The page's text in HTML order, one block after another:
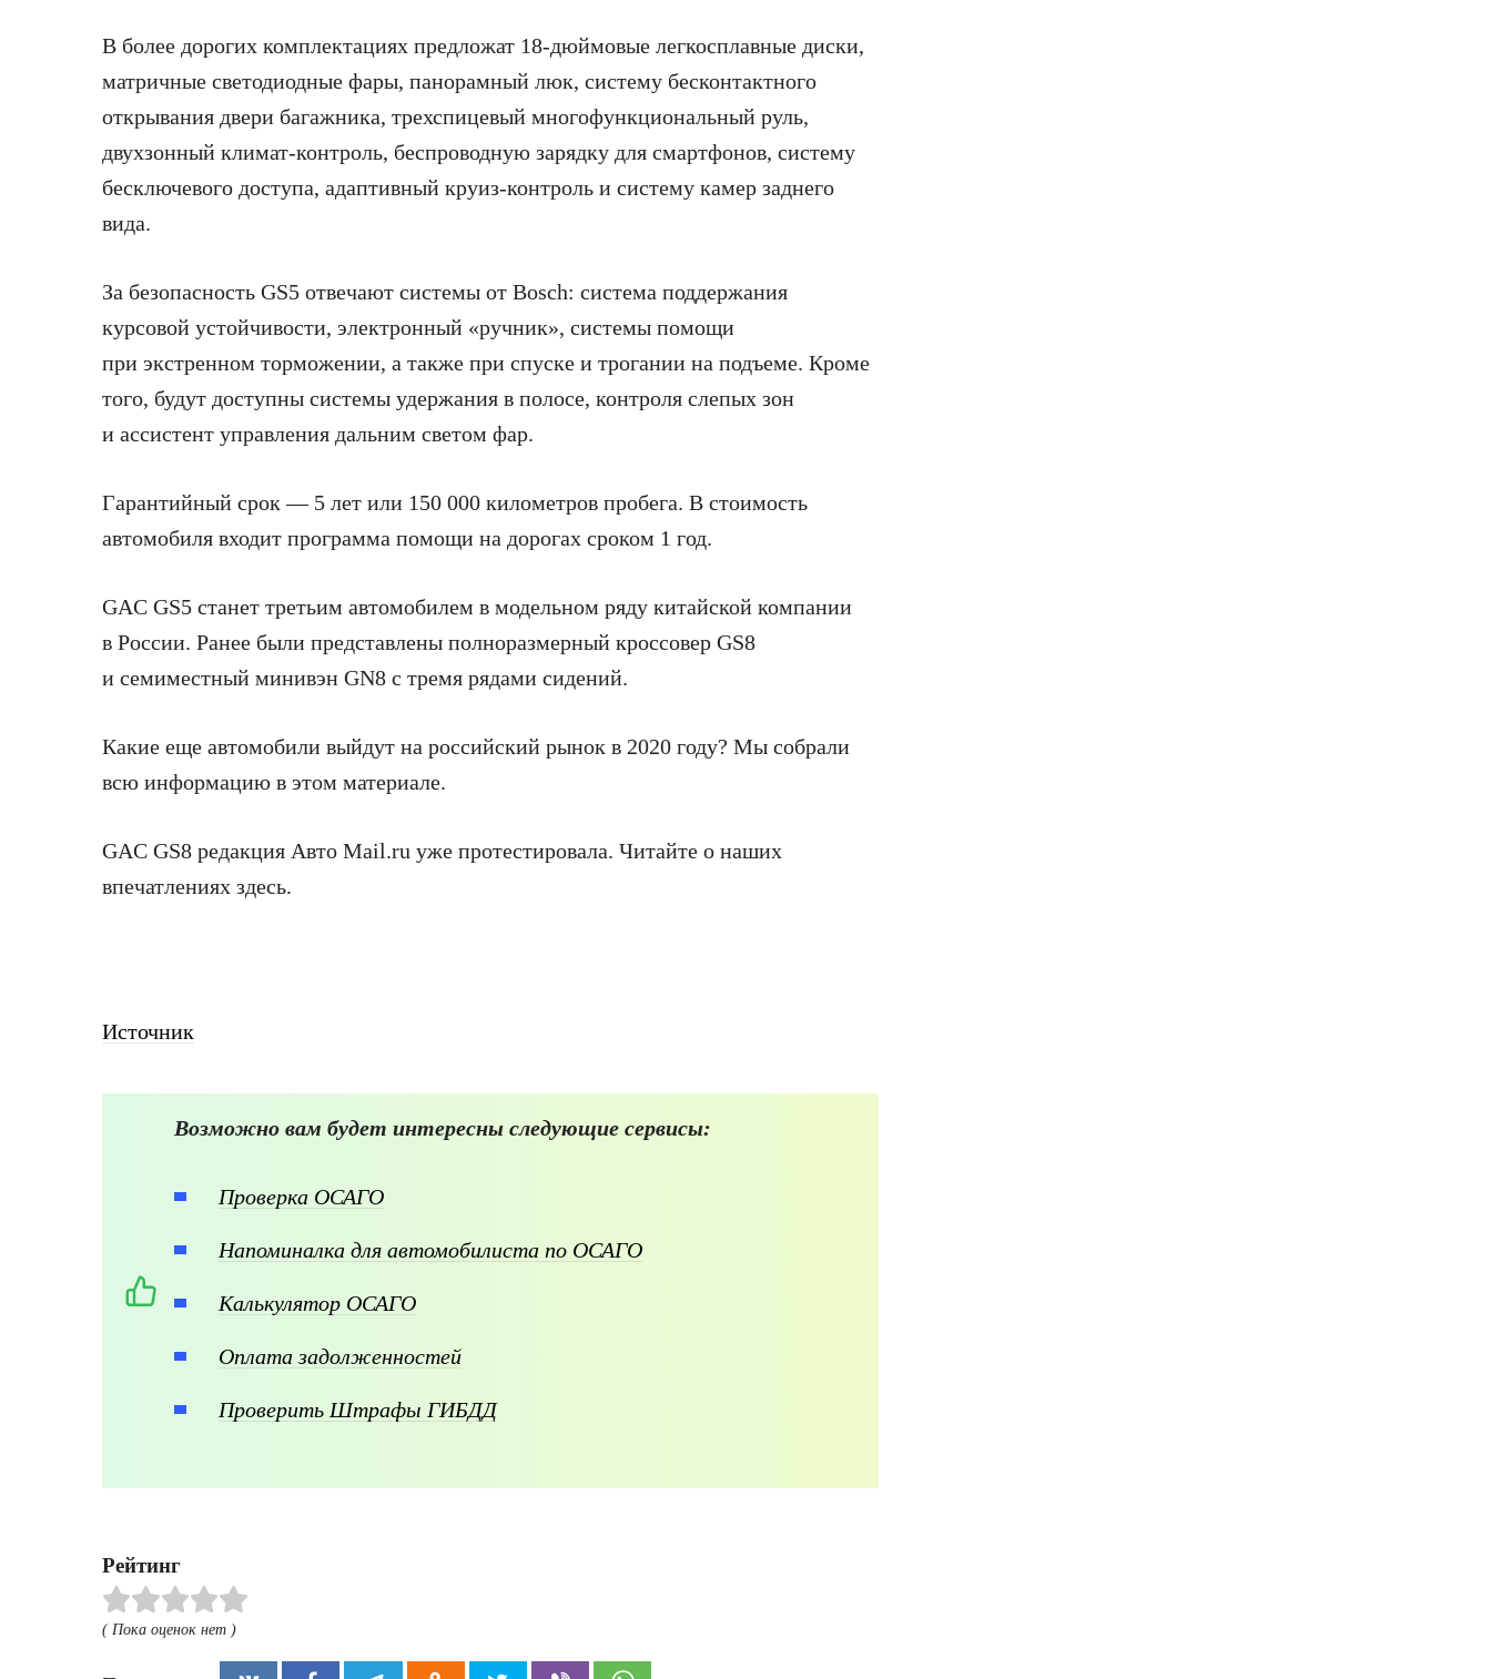
В более дорогих комплектациях предложат 18-дюймовые легкосплавные диски,
матричные светодиодные фары, панорамный люк, систему бесконтактного
открывания двери багажника, трехспицевый многофункциональный руль,
двухзонный климат-контроль, беспроводную зарядку для смартфонов, систему
бесключевого доступа, адаптивный круиз-контроль и систему камер заднего
вида.
За безопасность GS5 отвечают системы от Bosch: система поддержания
курсовой устойчивости, электронный «ручник», системы помощи
при экстренном торможении, а также при спуске и трогании на подъеме. Кроме
того, будут доступны системы удержания в полосе, контроля слепых зон
и ассистент управления дальним светом фар.
Гарантийный срок — 5 лет или 150 000 километров пробега. В стоимость
автомобиля входит программа помощи на дорогах сроком 1 год.
GAC GS5 станет третьим автомобилем в модельном ряду китайской компании
в России. Ранее были представлены полноразмерный кроссовер GS8
и семиместный минивэн GN8 с тремя рядами сидений.
Какие еще автомобили выйдут на российский рынок в 2020 году? Мы собрали
всю информацию в этом материале.
GAC GS8 редакция Авто Mail.ru уже протестировала. Читайте о наших
впечатлениях здесь.
Источник
Возможно вам будет интересны следующие сервисы:
Проверка ОСАГО
Напоминалка для автомобилиста по ОСАГО
Калькулятор ОСАГО
Оплата задолженностей
Проверить Штрафы ГИБДД
Рейтинг
( Пока оценок нет )